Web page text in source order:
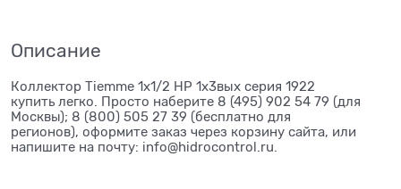
Описание
Коллектор Tiemme 1х1/2 НР 1х3вых серия 1922
купить легко. Просто наберите 8 (495) 902 54 79 (для
Москвы); 8 (800) 505 27 39 (бесплатно для
регионов), оформите заказ через корзину сайта, или
напишите на почту: info@hidrocontrol.ru.